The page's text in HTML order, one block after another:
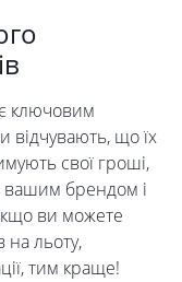
є ключовим
відчувають, що їх
свої гроші,
вашим брендом і
ви можете
на льоту,
тим краще!